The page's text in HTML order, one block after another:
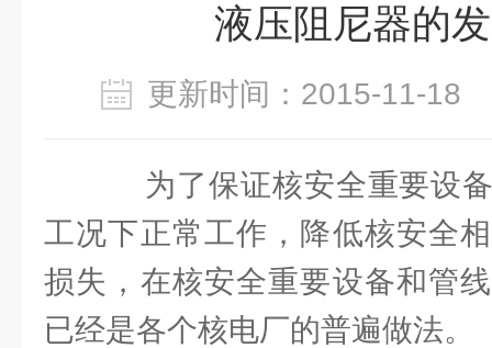
液压阻尼器的
更新时间：2015-11-
为了保证核安全重要设
工况下正常工作，降低核安全
损失，在核安全重要设备和管
已经是各个核电厂的普遍做法。